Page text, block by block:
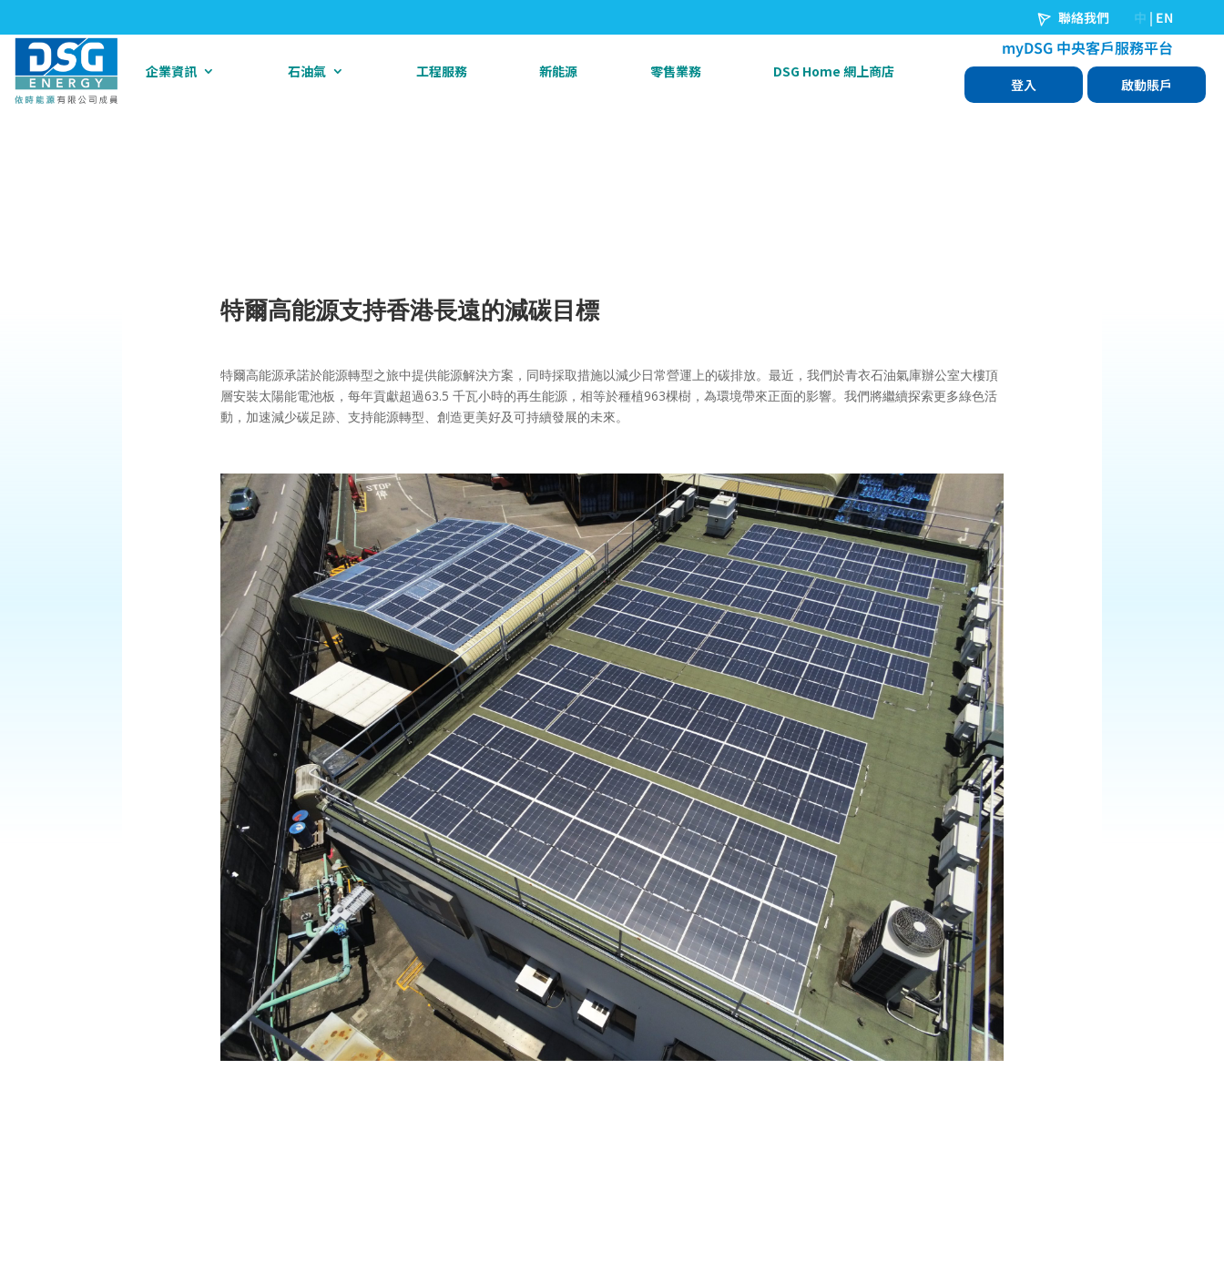
企業資訊 石油氣 工程服務 新能源 零售業務 DSG Home 網上商店
特爾高能源支持香港長遠的減碳目標
特爾高能源承諾於能源轉型之旅中提供能源解決方案，同時採取措施以減少日常營運上的碳排放。最近，我們於青衣石油氣庫辦公室大樓頂
層安裝太陽能電池板，每年貢獻超過63.5 千瓦小時的再生能源，相等於種植963棵樹，為環境帶來正面的影響。我們將繼續探索更多綠色活
動，加速減少碳足跡、支持能源轉型、創造更美好及可持續發展的未來。